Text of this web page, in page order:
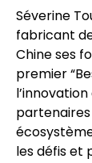
Séverine
fabricant
Chine ses
premier
les défis et